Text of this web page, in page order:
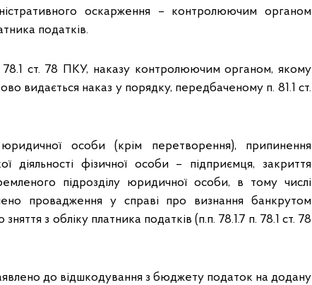
оскарження – контролюючим органом
податків.
78.1 ст. 78 ПКУ, наказу контролюючим органом, якому
видається наказ у порядку, передбаченому п. 81.1 ст.
юридичної особи (крім перетворення), припинення
діяльності фізичної особи – підприємця, закриття
підрозділу юридичної особи, в тому числі
провадження у справі про визнання банкрутом
з обліку платника податків (п.п. 78.1.7 п. 78.1 ст. 78
до відшкодування з бюджету податок на додану